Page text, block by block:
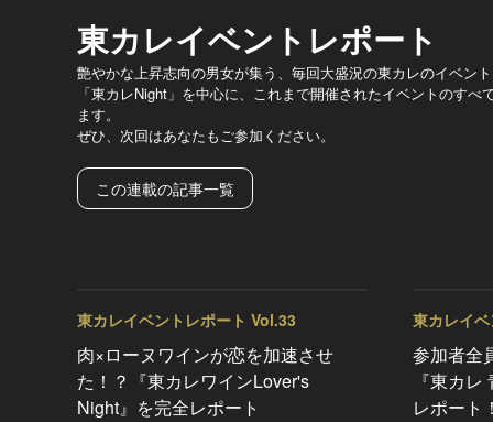
東カレイベントレポート
艶やかな上昇志向の男女が集う、毎回大盛況の東カレのイベン
「東カレNight」を中心に、これまで開催されたイベントのすべ
ます。
ぜひ、次回はあなたもご参加ください。
この連載の記事一覧
東カレイベントレポート Vol.33
肉×ローヌワインが恋を加速させ
た！？『東カレワインLover's
Night』を完全レポート
東カレイ
参加者全
『東カ
レポート